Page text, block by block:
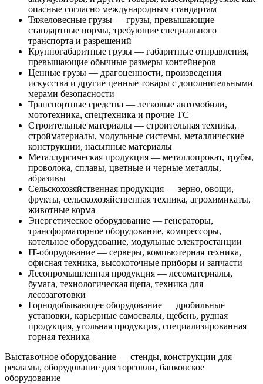
опасные согласно международным стандартам
Тяжеловесные грузы — грузы, превышающие
стандартные нормы, требующие специального
транспорта и разрешений
Крупногабаритные грузы — габаритные отправления,
превышающие обычные размеры контейнеров
Ценные грузы — драгоценности, произведения
искусства и другие ценные товары с дополнительными
мерами безопасности
Транспортные средства — легковые автомобили,
мототехника, спецтехника и прочие ТС
Строительные материалы — строительная техника,
стройматериалы, модульные системы, металлические
конструкции, насыпные материалы
Металлургическая продукция — металлопрокат, трубы,
проволока, сплавы, цветные и черные металлы,
абразивы
Сельскохозяйственная продукция — зерно, овощи,
фрукты, сельскохозяйственная техника, агрохимикаты,
животные корма
Энергетическое оборудование — генераторы,
трансформаторное оборудование, компрессоры,
котельное оборудование, модульные электростанции
IT-оборудование — серверы, компьютерная техника,
офисная техника, высокоточные приборы и запчасти
Лесопромышленная продукция — лесоматериалы,
бумага, технологическая щепа, техника для
лесозаготовки
Горнодобывающее оборудование — дробильные
установки, карьерные самосвалы, щебень, рудная
продукция, угольная продукция, специализированная
горная техника
Выставочное оборудование — стенды, конструкции для
рекламы, оборудование для торговли, банковское
оборудование